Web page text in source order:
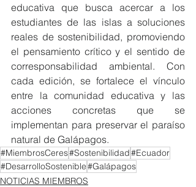
educativa que busca acercar a los
estudiantes de las islas a soluciones
reales de sostenibilidad, promoviendo
el pensamiento crítico y el sentido de
corresponsabilidad ambiental. Con
cada edición, se fortalece el vínculo
entre la comunidad educativa y las
acciones concretas que se
implementan para preservar el paraíso
natural de Galápagos.
#MiembrosCeres#Sostenibilidad#Ecuador
#DesarrolloSostenible#Galápagos
NOTICIAS MIEMBROS